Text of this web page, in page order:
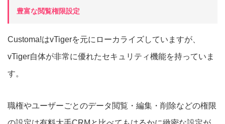
豊富な閲覧権限設定
Customa!はvTigerを元にローカライズしていますが、
vTiger自体が非常に優れたセキュリティ機能を持っていま
す。
職権やユーザーごとのデータ閲覧・編集・削除などの権限